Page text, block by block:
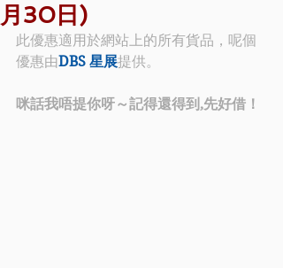
月30日)
此優惠適用於網站上的所有貨品，呢個
優惠由DBS 星展提供。
咪話我唔提你呀～記得還得到,先好借！